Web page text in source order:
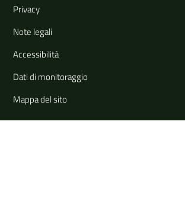
Privacy
Note legali
Accessibilità
Dati di monitoraggio
Mappa del sito